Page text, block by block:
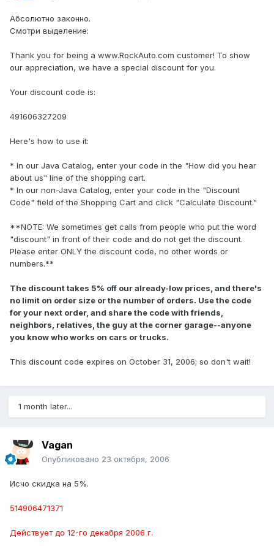
Абсолютно законно.
Смотри выделение:
Thank you for being a www.RockAuto.com customer! To show
our appreciation, we have a special discount for you.
Your discount code is:
491606327209
Here's how to use it:
* In our Java Catalog, enter your code in the "How did you hear
about us" line of the shopping cart.
* In our non-Java Catalog, enter your code in the "Discount
Code" field of the Shopping Cart and click "Calculate Discount."
**NOTE: We sometimes get calls from people who put the word
"discount" in front of their code and do not get the discount.
Please enter ONLY the discount code, no other words or
numbers.**
The discount takes 5% off our already-low prices, and there's
no limit on order size or the number of orders. Use the code
for your next order, and share the code with friends,
neighbors, relatives, the guy at the corner garage--anyone
you know who works on cars or trucks.
This discount code expires on October 31, 2006; so don't wait!
1 month later...
Vagan
Опубликовано 23 октября, 2006
Исчо скидка на 5%.
514906471371
Действует до 12-го декабря 2006 г.